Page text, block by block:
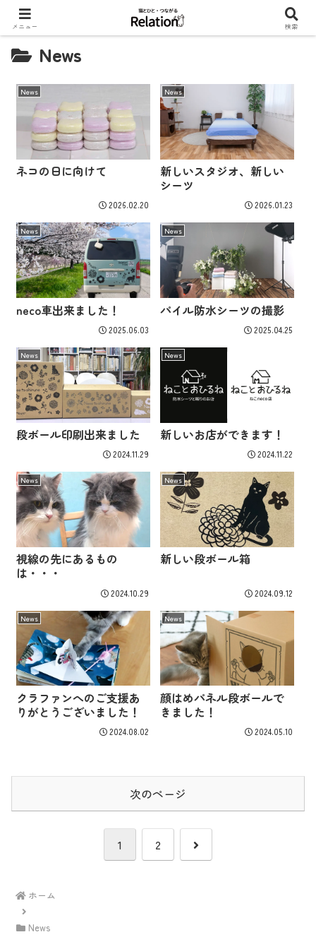
News
News
ネコの日に向けて
2026.02.20
News
新しいスタジオ、新しい
シーツ
2026.01.23
News
neco車出来ました！
2025.06.03
News
パイル防水シーツの撮影
2025.04.25
News
段ボール印刷出来ました
2024.11.29
News
新しいお店ができます！
2024.11.22
News
視線の先にあるもの
は・・・
2024.10.29
News
新しい段ボール箱
2024.09.12
News
クラファンへのご支援あ
りがとうございました！
2024.08.02
News
顔はめパネル段ボールで
きました！
2024.05.10
次のページ
1 2
次
ホーム
News
メニュー 検索